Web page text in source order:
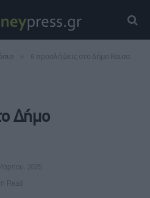
6 προσλήψεις στο Δήμο Καισαριανής
Δήμο
2025
Read